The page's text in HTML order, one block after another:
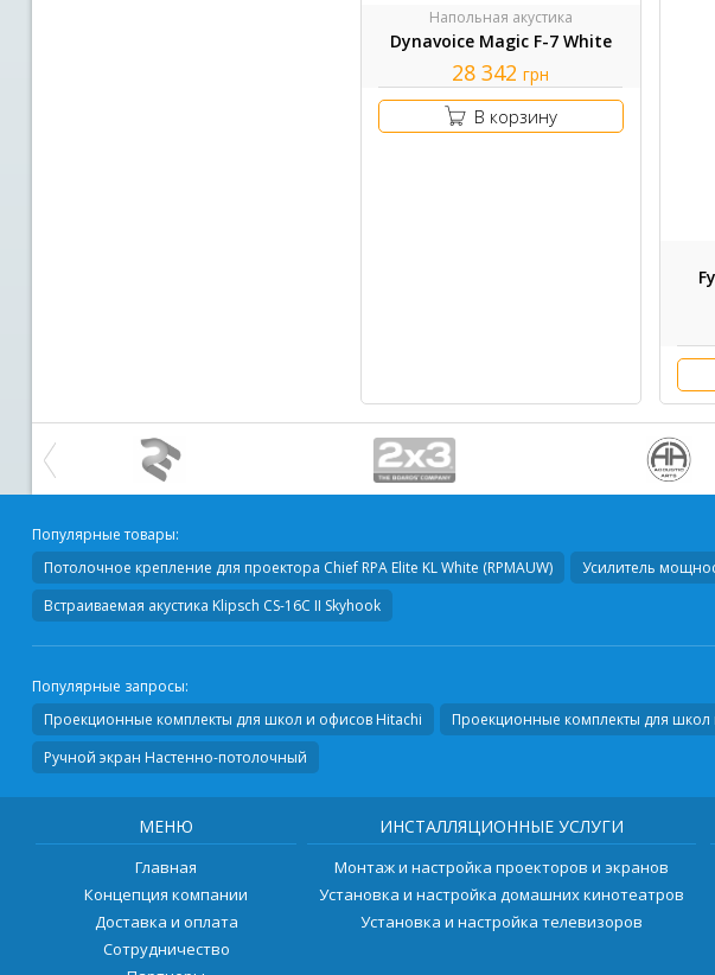
Напольная акустика
Dynavoice Magic F-7 White
28 342 грн
В корзину
Популярные товары:
Потолочное крепление для проектора Chief RPA Elite KL White (RPMAUW) Усилитель
Встраиваемая акустика Klipsch CS-16C II Skyhook
Популярные запросы:
Проекционные комплекты для школ и офисов Hitachi
Проекционные комплекты для школ
Ручной экран Настенно-потолочный
МЕНЮ
Главная
Концепция компании
Доставка и оплата
Сотрудничество
ИНСТАЛЛЯЦИОННЫЕ УСЛУГИ
Монтаж и настройка проекторов и экранов
Установка и настройка домашних кинотеатров
Установка и настройка телевизоров